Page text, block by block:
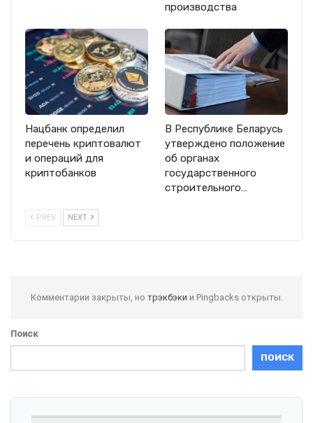
производства
Нацбанк определил
перечень криптовалют
и операций для
криптобанков
В Республике Беларусь
утверждено положение
об органах
государственного
строительного…
PREV NEXT
Комментарии закрыты, но трэкбэки и Pingbacks открыты.
Поиск
ПОИСК